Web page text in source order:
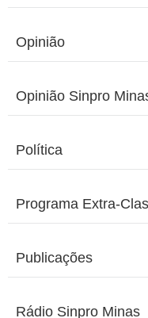
Opinião
Opinião Sinpro
Política
Programa Extra-
Publicações
Rádio Sinpro Minas